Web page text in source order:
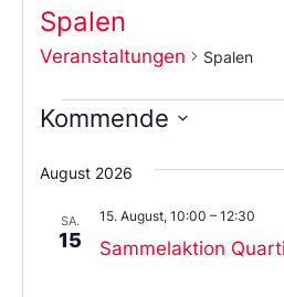
Spalen
Veranstaltungen Spalen
Kommende
Sie
das
aus.
August 2026
SA.
15 Sammelaktion
15. August, 10:00 – 12:30